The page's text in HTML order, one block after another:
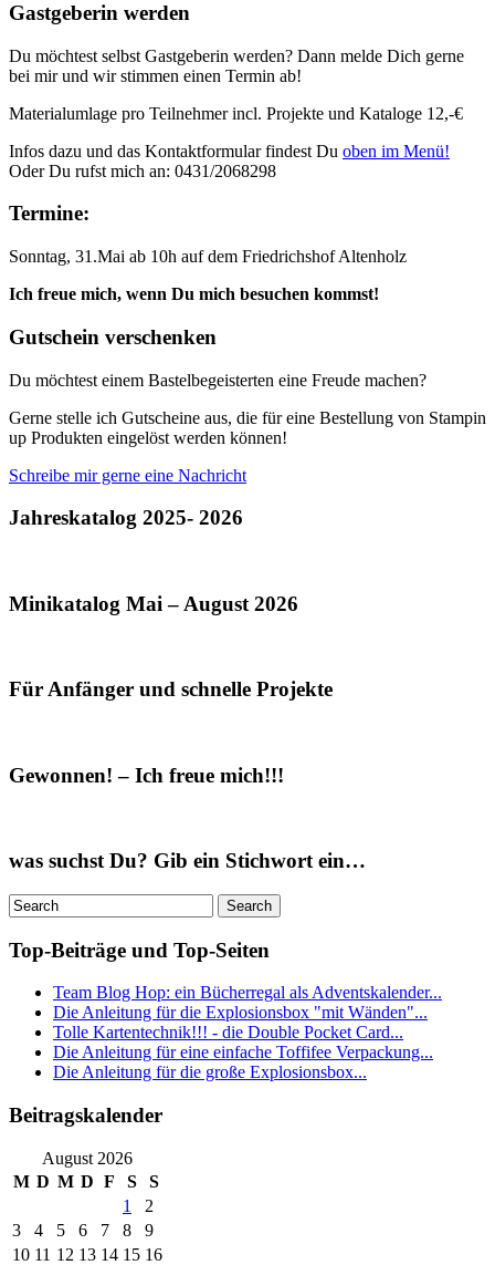
Gastgeberin werden
Du möchtest selbst Gastgeberin werden? Dann melde Dich gerne
bei mir und wir stimmen einen Termin ab!
Materialumlage pro Teilnehmer incl. Projekte und Kataloge 12,-€
Infos dazu und das Kontaktformular findest Du oben im Menü!
Oder Du rufst mich an: 0431/2068298
Termine:
Sonntag, 31.Mai ab 10h auf dem Friedrichshof Altenholz
Ich freue mich, wenn Du mich besuchen kommst!
Gutschein verschenken
Du möchtest einem Bastelbegeisterten eine Freude machen?
Gerne stelle ich Gutscheine aus, die für eine Bestellung von Stampin
up Produkten eingelöst werden können!
Schreibe mir gerne eine Nachricht
Jahreskatalog 2025- 2026
Minikatalog Mai – August 2026
Für Anfänger und schnelle Projekte
Gewonnen! – Ich freue mich!!!
was suchst Du? Gib ein Stichwort ein…
Top-Beiträge und Top-Seiten
Team Blog Hop: ein Bücherregal als Adventskalender...
Die Anleitung für die Explosionsbox "mit Wänden"...
Tolle Kartentechnik!!! - die Double Pocket Card...
Die Anleitung für eine einfache Toffifee Verpackung...
Die Anleitung für die große Explosionsbox...
Beitragskalender
August 2026
M D M D F S
S
1
2
3
4 5 6 7 8
9
10 11 12 13 14 15 16